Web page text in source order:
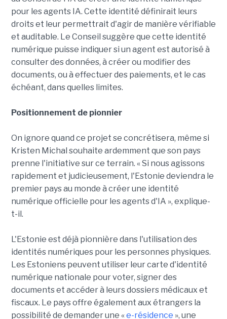
pour les agents IA. Cette identité définirait leurs
droits et leur permettrait d'agir de manière vérifiable
et auditable. Le Conseil suggère que cette identité
numérique puisse indiquer si un agent est autorisé à
consulter des données, à créer ou modifier des
documents, ou à effectuer des paiements, et le cas
échéant, dans quelles limites.
Positionnement de pionnier
On ignore quand ce projet se concrétisera, même si
Kristen Michal souhaite ardemment que son pays
prenne l'initiative sur ce terrain. « Si nous agissons
rapidement et judicieusement, l'Estonie deviendra le
premier pays au monde à créer une identité
numérique officielle pour les agents d'IA », explique-
t-il.
L'Estonie est déjà pionnière dans l'utilisation des
identités numériques pour les personnes physiques.
Les Estoniens peuvent utiliser leur carte d'identité
numérique nationale pour voter, signer des
documents et accéder à leurs dossiers médicaux et
fiscaux. Le pays offre également aux étrangers la
possibilité de demander une «e-résidence », une